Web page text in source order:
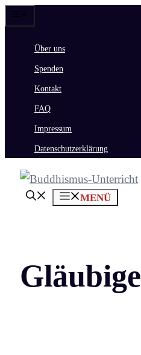
Zum
springenÜber uns
Spenden
Kontakt
FAQ
Impressum
Datenschutzerklärung
MENÜ
Gläubige